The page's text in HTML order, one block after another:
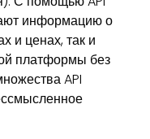
информацию о
и ценах, так и
платформы без
API